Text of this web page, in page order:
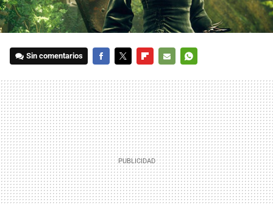
Sin comentarios
MAIL